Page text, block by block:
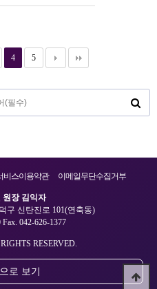
4 5
비스이용약관 이메일무단수집거부
원장 김익자
구 신탄진로 101(연축동)
Fax. 042-626-1377
RESERVED.
로 보기